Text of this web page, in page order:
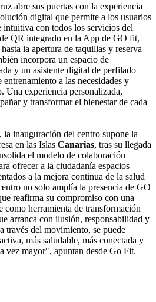
abre sus puertas con la experiencia
digital que permite a los usuarios
con todos los servicios del
QR integrado en la App de GO fit,
la apertura de taquillas y reserva
incorpora un espacio de
y un asistente digital de perfilado
a las necesidades y
Una experiencia personalizada,
y transformar el bienestar de cada
inauguración del centro supone la
en las Islas Canarias, tras su llegada
el modelo de colaboración
ofrecer a la ciudadanía espacios
a la mejora continua de la salud
no solo amplía la presencia de GO
reafirma su compromiso con una
como herramienta de transformación
arranca con ilusión, responsabilidad y
través del movimiento, se puede
más saludable, más conectada y
vez mayor", apuntan desde Go Fit.